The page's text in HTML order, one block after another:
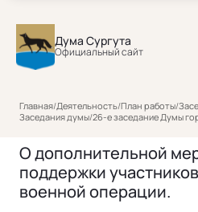
Дума Сургута
Официальный сайт
Главная/Деятельность/План работы/
Заседания думы/26-е заседание Думы
О дополнительной
поддержки
военной операции.